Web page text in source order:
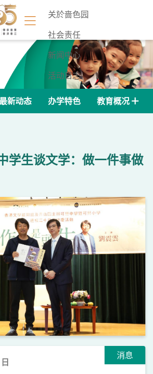
关於啬色园
社会责任
新闻中心
活动日志
联络我们
新动态 办学特色 教育概况
学生谈文学：做一件事做
消息